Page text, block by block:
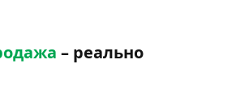
– реально